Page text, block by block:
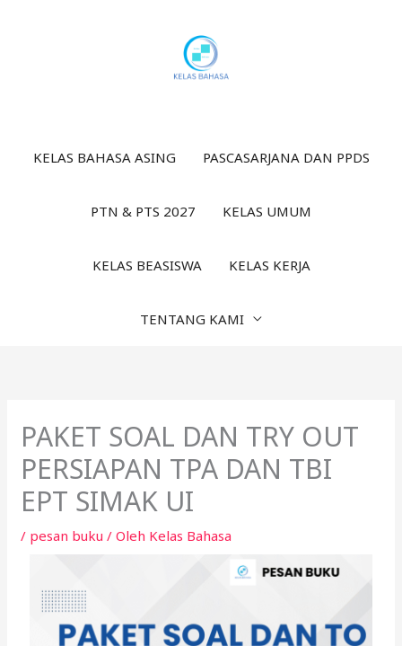
KELAS BAHASA ASING PASCASARJANA DAN PPDS
PTN & PTS 2027 KELAS UMUM
KELAS BEASISWA KELAS KERJA
TENTANG KAMI
PAKET SOAL DAN TRY OUT
PERSIAPAN TPA DAN TBI
EPT SIMAK UI
/ pesan buku / Oleh Kelas Bahasa